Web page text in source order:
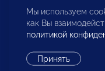
Бюро по защите
инвесторов
Мы используем
как Вы
политикой
Принять